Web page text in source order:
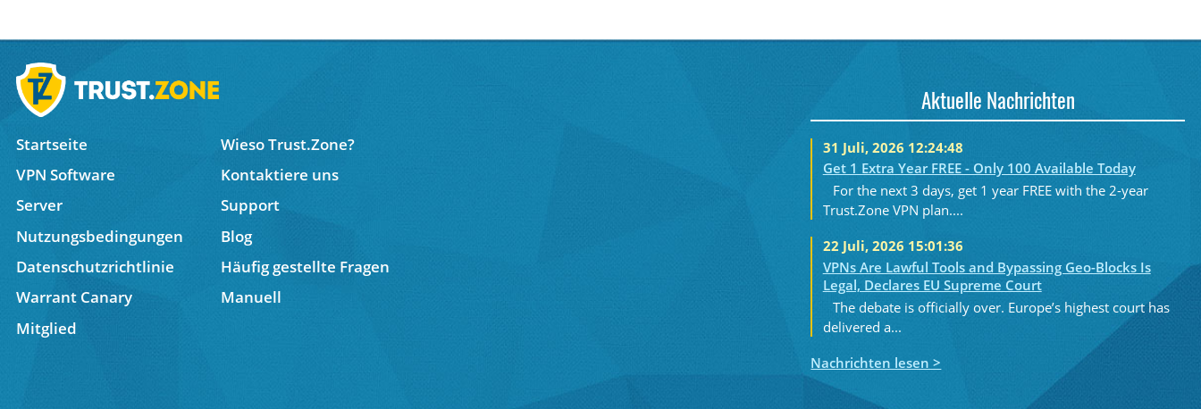
Startseite
Wieso Trust.Zone?
VPN Software
Kontaktiere uns
Server
Support
Nutzungsbedingungen
Blog
Datenschutzrichtlinie
Häufig gestellte Fragen
Warrant Canary
Manuell
Mitglied
Aktuelle Nachrichten
31 Juli, 2026 12:24:48
Get 1 Extra Year FREE - Only 100 Available Today
For the next 3 days, get 1 year FREE with the 2-year
Trust.Zone VPN plan....
22 Juli, 2026 15:01:36
VPNs Are Lawful Tools and Bypassing Geo-Blocks Is
Legal, Declares EU Supreme Court
The debate is officially over. Europe’s highest court has
delivered a...
Nachrichten lesen >